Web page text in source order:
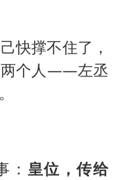
快撑不住了，
两个人——左丞
： 皇位，传给